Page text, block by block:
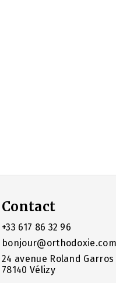
Contact
+33 617 86 32 96
bonjour@orthodoxie.com
24 avenue Roland Garros
78140 Vélizy